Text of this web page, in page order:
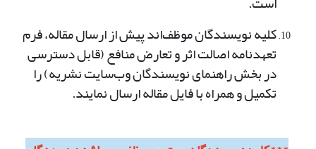
کلیه نویسندگان موظف‌اند پیش از ارسال مقاله، فرم
تعهدنامه اصالت اثر و تعارض منافع (قابل دسترسی
در بخش راهنمای نویسندگان وب‌سایت نشریه) را
تکمیل و همراه با فایل مقاله ارسال نمایند.